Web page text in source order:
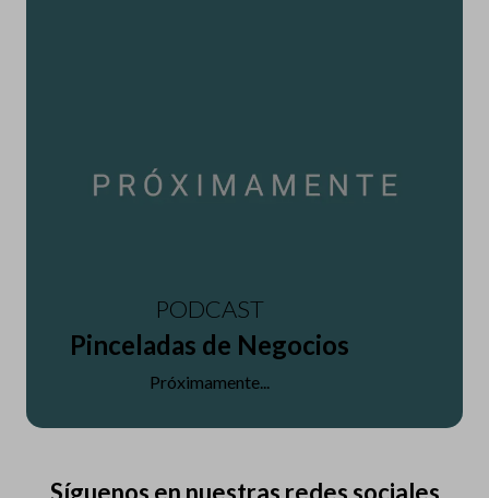
PODCAST
Pinceladas de Negocios
Próximamente...
Síguenos en nuestras redes sociales